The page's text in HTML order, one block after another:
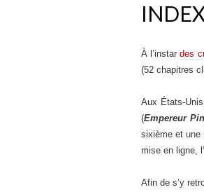
À l’instardes
(52 chapitres
Aux États-
(Empereur
sixième et une
mise en ligne,
Afin de s’y